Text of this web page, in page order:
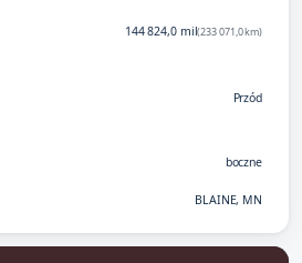
144 824,0 mil(233 071,0 km)
Przód
boczne
BLAINE, MN